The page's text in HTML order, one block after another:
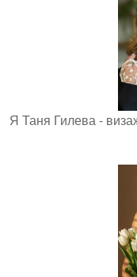
Я Таня Гилева -